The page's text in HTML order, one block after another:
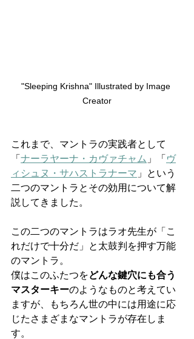
"Sleeping Krishna" Illustrated by Image
Creator
これまで、マントラの実践者として
「 ナーラヤーナ・カヴァチャム 」「 ヴ
ィシュヌ・サハストラナーマ 」という
二つのマントラとその効用について解
説してきました。
この二つのマントラはラオ先生が「こ
れだけで十分だ」と太鼓判を押す万能
のマントラ。
僕はこのふたつをどんな鍵穴にも合う
マスターキーのようなものと考えてい
ますが、もちろん世の中には用途に応
じたさまざまなマントラが存在しま
す。